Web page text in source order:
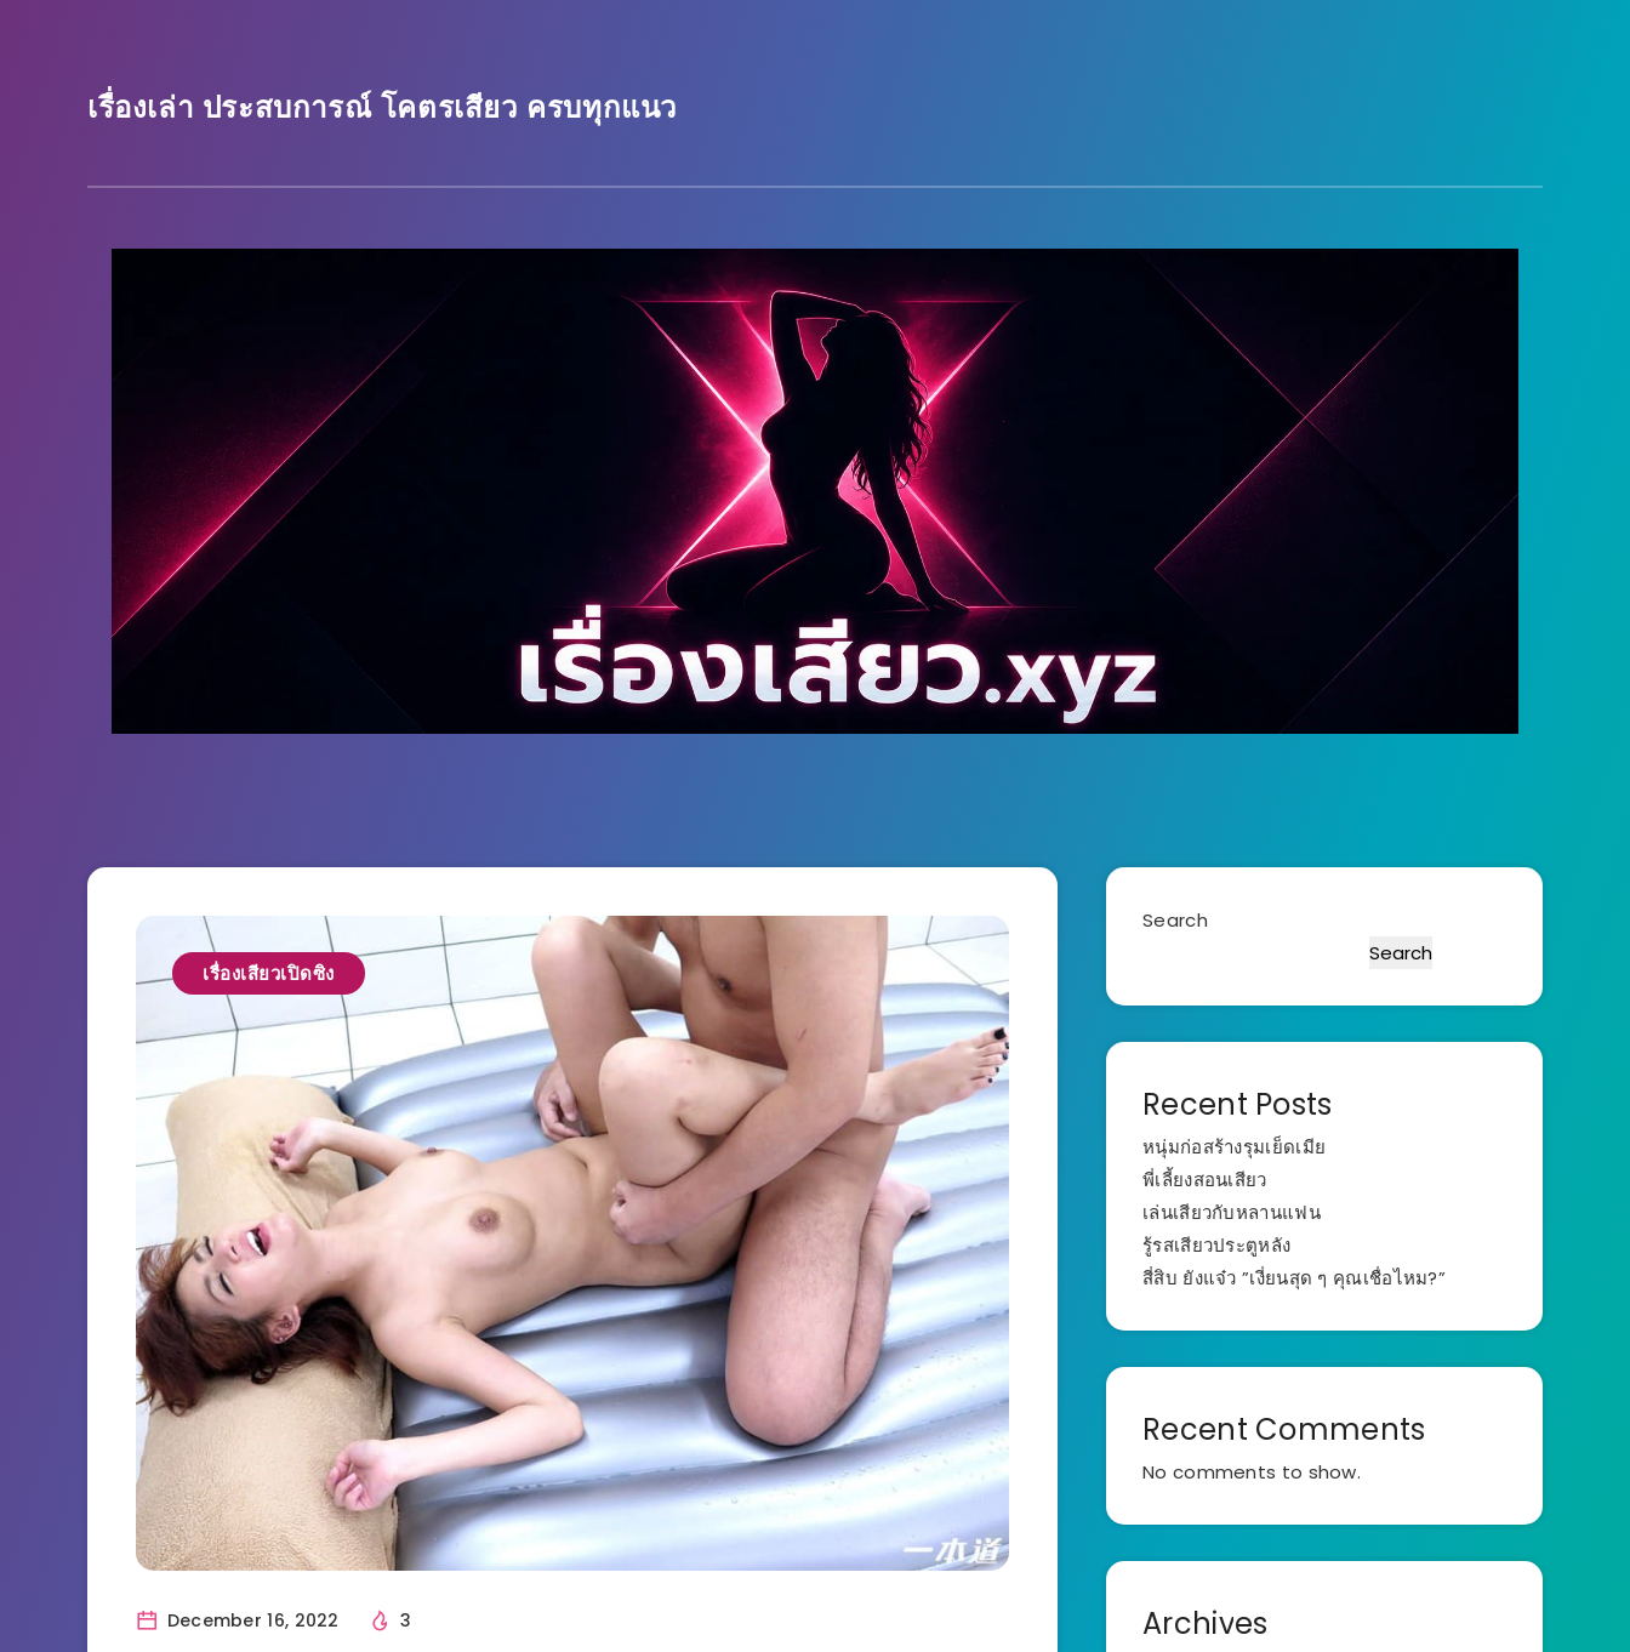
เรื่องเล่า ประสบการณ์ โคตรเสียว ครบทุกแนว
เรื่องเสียวเปิดซิง
December 16, 2022 3
Search
Search
Recent Posts
หนุ่มก่อสร้างรุมเย็ดเมีย
พี่เลี้ยงสอนเสียว
เล่นเสียวกับหลานแฟน
รู้รสเสียวประตูหลัง
สี่สิบ ยังแจ๋ว ”เงี่ยนสุด ๆ คุณเชื่อไหม?”
Recent Comments
No comments to show.
Archives